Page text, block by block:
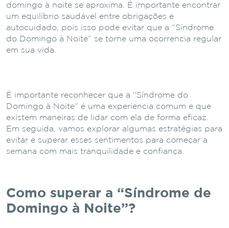
domingo à noite se aproxima. É importante encontrar
um equilíbrio saudável entre obrigações e
autocuidado, pois isso pode evitar que a “Síndrome
do Domingo à Noite” se torne uma ocorrência regular
em sua vida.
É importante reconhecer que a “Síndrome do
Domingo à Noite” é uma experiência comum e que
existem maneiras de lidar com ela de forma eficaz.
Em seguida, vamos explorar algumas estratégias para
evitar e superar esses sentimentos para começar a
semana com mais tranquilidade e confiança.
Como superar a “Síndrome de
Domingo à Noite”?